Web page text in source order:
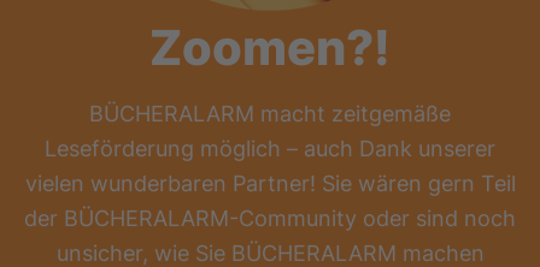
Zoomen?!
BÜCHERALARM macht zeitgemäße
Leseförderung möglich – auch Dank unserer
vielen wunderbaren Partner! Sie wären gern Teil
der BÜCHERALARM-Community oder sind noch
unsicher, wie Sie BÜCHERALARM machen